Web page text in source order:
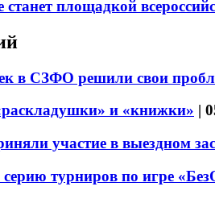
площадкой
в СЗФО решили свои
и «книжки» |
участие в выездном
турниров по игре